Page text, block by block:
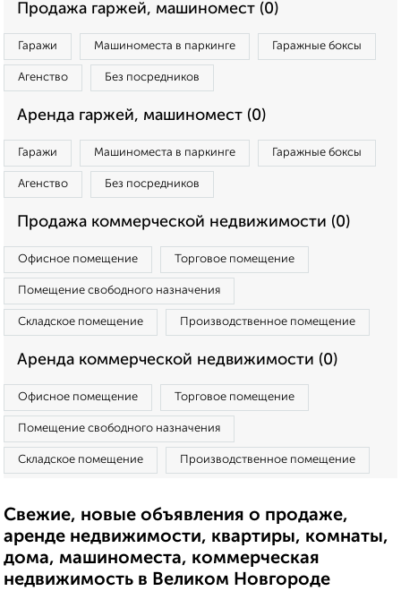
Продажа гаржей, машиномест (0)
Гаражи Машиноместа в паркинге Гаражные боксы
Агенство Без посредников
Аренда гаржей, машиномест (0)
Гаражи Машиноместа в паркинге Гаражные боксы
Агенство Без посредников
Продажа коммерческой недвижимости (0)
Офисное помещение Торговое помещение
Помещение свободного назначения
Складское помещение Производственное помещение
Аренда коммерческой недвижимости (0)
Офисное помещение Торговое помещение
Помещение свободного назначения
Складское помещение Производственное помещение
Свежие, новые объявления о продаже,
аренде недвижимости, квартиры, комнаты,
дома, машиноместа, коммерческая
недвижимость в Великом Новгороде